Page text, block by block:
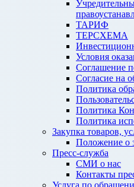
ТАРИФ
ТЕРСХЕМА
Условия
Соглашение
Согласие на
Политика
Политика
Политика
Закупка товаров,
Положение о
Пресс-служба
СМИ о нас
Контакты
Услуга по